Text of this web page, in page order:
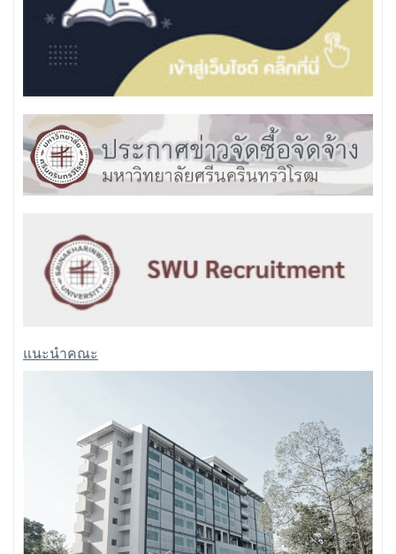
แนะนำคณะ